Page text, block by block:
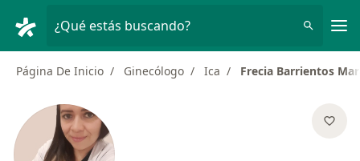
¿Qué estás buscando?
Página De Inicio Ginecólogo Ica Frecia Barrientos